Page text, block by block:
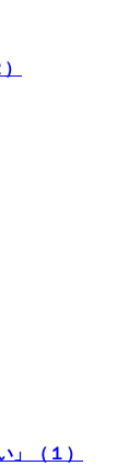
」（１）